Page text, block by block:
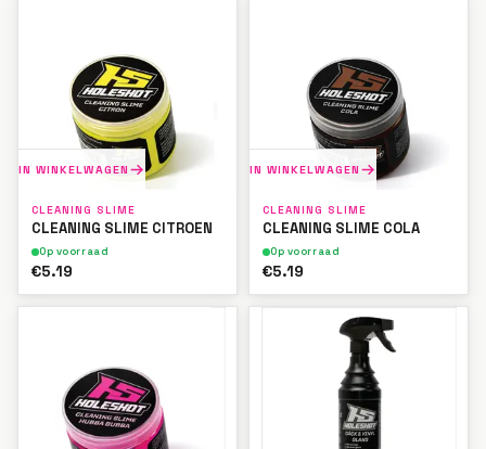
IN WINKELWAGEN
CLEANING SLIME
CLEANING SLIME CITROEN
Op voorraad
€5.19
IN WINKELWAGEN
CLEANING SLIME
CLEANING SLIME COLA
Op voorraad
€5.19